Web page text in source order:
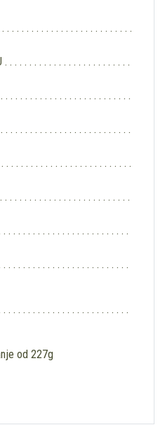
. . . . . . . . . . . . . . . . . . . . . . . . .
. . . . . . . . . . . . . . . . . . . . . . . .
. . . . . . . . . . . . . . . . . . . . . . . . .
. . . . . . . . . . . . . . . . . . . . . . . . .
. . . . . . . . . . . . . . . . . . . . . . . . .
. . . . . . . . . . . . . . . . . . . . . . . . .
. . . . . . . . . . . . . . . . . . . . . . . . .
. . . . . . . . . . . . . . . . . . . . . . . . .
. . . . . . . . . . . . . . . . . . . . . . . . .
od 227g